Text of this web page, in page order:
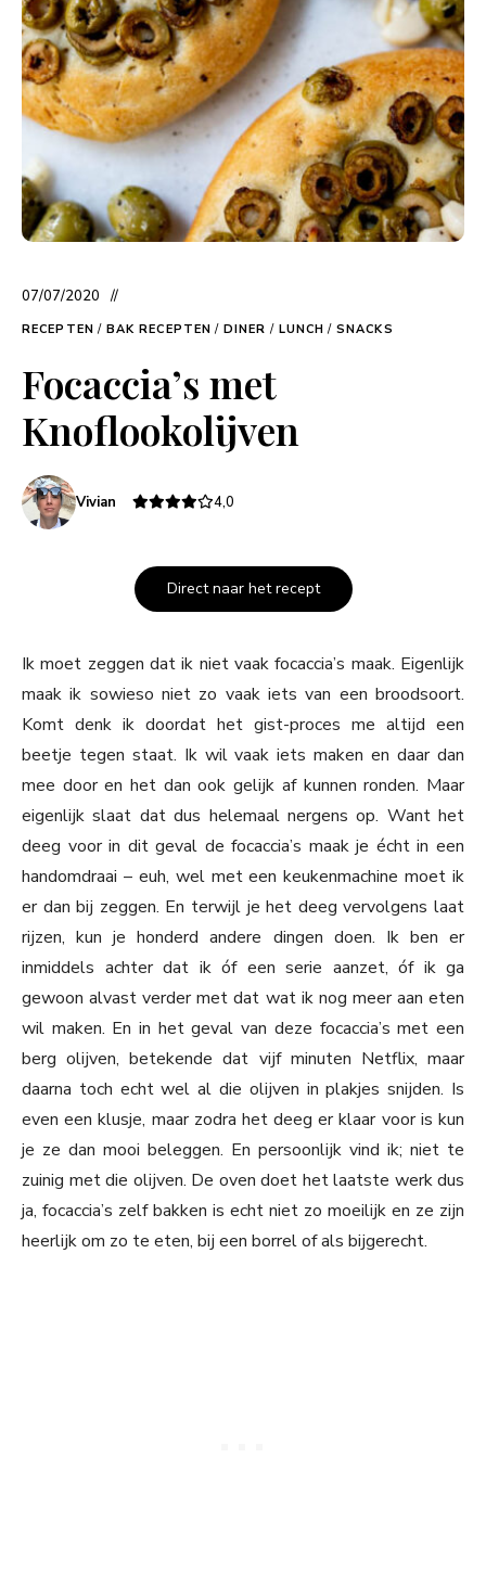
07/07/2020
RECEPTEN / BAK RECEPTEN / DINER / LUNCH / SNACKS
Focaccia’s met
Knoflookolijven
Vivian 4,0
Direct naar het recept
Ik moet zeggen dat ik niet vaak focaccia’s maak. Eigenlijk
maak ik sowieso niet zo vaak iets van een broodsoort.
Komt denk ik doordat het gist-proces me altijd een
beetje tegen staat. Ik wil vaak iets maken en daar dan
mee door en het dan ook gelijk af kunnen ronden. Maar
eigenlijk slaat dat dus helemaal nergens op. Want het
deeg voor in dit geval de focaccia’s maak je écht in een
handomdraai – euh, wel met een keukenmachine moet ik
er dan bij zeggen. En terwijl je het deeg vervolgens laat
rijzen, kun je honderd andere dingen doen. Ik ben er
inmiddels achter dat ik óf een serie aanzet, óf ik ga
gewoon alvast verder met dat wat ik nog meer aan eten
wil maken. En in het geval van deze focaccia’s met een
berg olijven, betekende dat vijf minuten Netflix, maar
daarna toch echt wel al die olijven in plakjes snijden. Is
even een klusje, maar zodra het deeg er klaar voor is kun
je ze dan mooi beleggen. En persoonlijk vind ik; niet te
zuinig met die olijven. De oven doet het laatste werk dus
ja, focaccia’s zelf bakken is echt niet zo moeilijk en ze zijn
heerlijk om zo te eten, bij een borrel of als bijgerecht.